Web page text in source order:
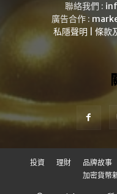
聯絡我們 :
廣告合作 :
私隱聲明
條款
投資 理財 品牌故事
加密貨幣